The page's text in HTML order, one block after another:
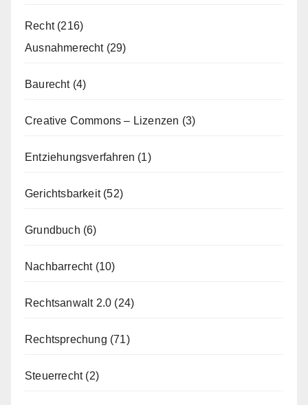
Recht(216)
Ausnahmerecht(29)
Baurecht(4)
Creative Commons – Lizenzen (3)
Entziehungsverfahren (1)
Gerichtsbarkeit(52)
Grundbuch (6)
Nachbarrecht(10)
Rechtsanwalt 2.0 (24)
Rechtsprechung (71)
Steuerrecht(2)